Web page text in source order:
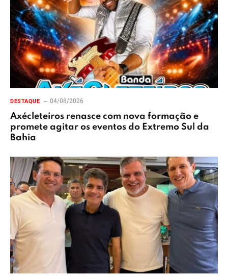
DESTAQUE 04/08/2026
Axécleteiros renasce com nova formação e
promete agitar os eventos do Extremo Sul da
Bahia